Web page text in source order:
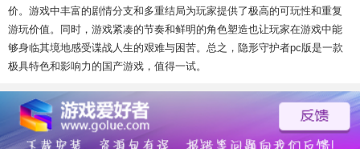
价。游戏中丰富的剧情分支和多重结局为玩家提供了极高的可玩性和重复
游玩价值。同时，游戏紧凑的节奏和鲜明的角色塑造也让玩家在游戏中能
够身临其境地感受谍战人生的艰难与困苦。总之，隐形守护者pc版是一款
极具特色和影响力的国产游戏，值得一试。